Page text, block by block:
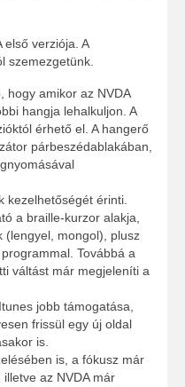
első verziója. A
szemezgetünk.
hogy amikor az NVDA
hangja lehalkuljon. A
érhető el. A hangerő
párbeszédablakában,
kezelhetőségét érinti.
a braille-kurzor alakja,
(lengyel, mongol), plusz
Továbbá a
váltást már megjeleníti a
jobb támogatása,
frissül egy új oldal
is.
is, a fókusz már
illetve az NVDA már